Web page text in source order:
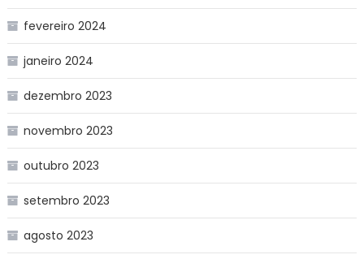
fevereiro 2024
janeiro 2024
dezembro 2023
novembro 2023
outubro 2023
setembro 2023
agosto 2023